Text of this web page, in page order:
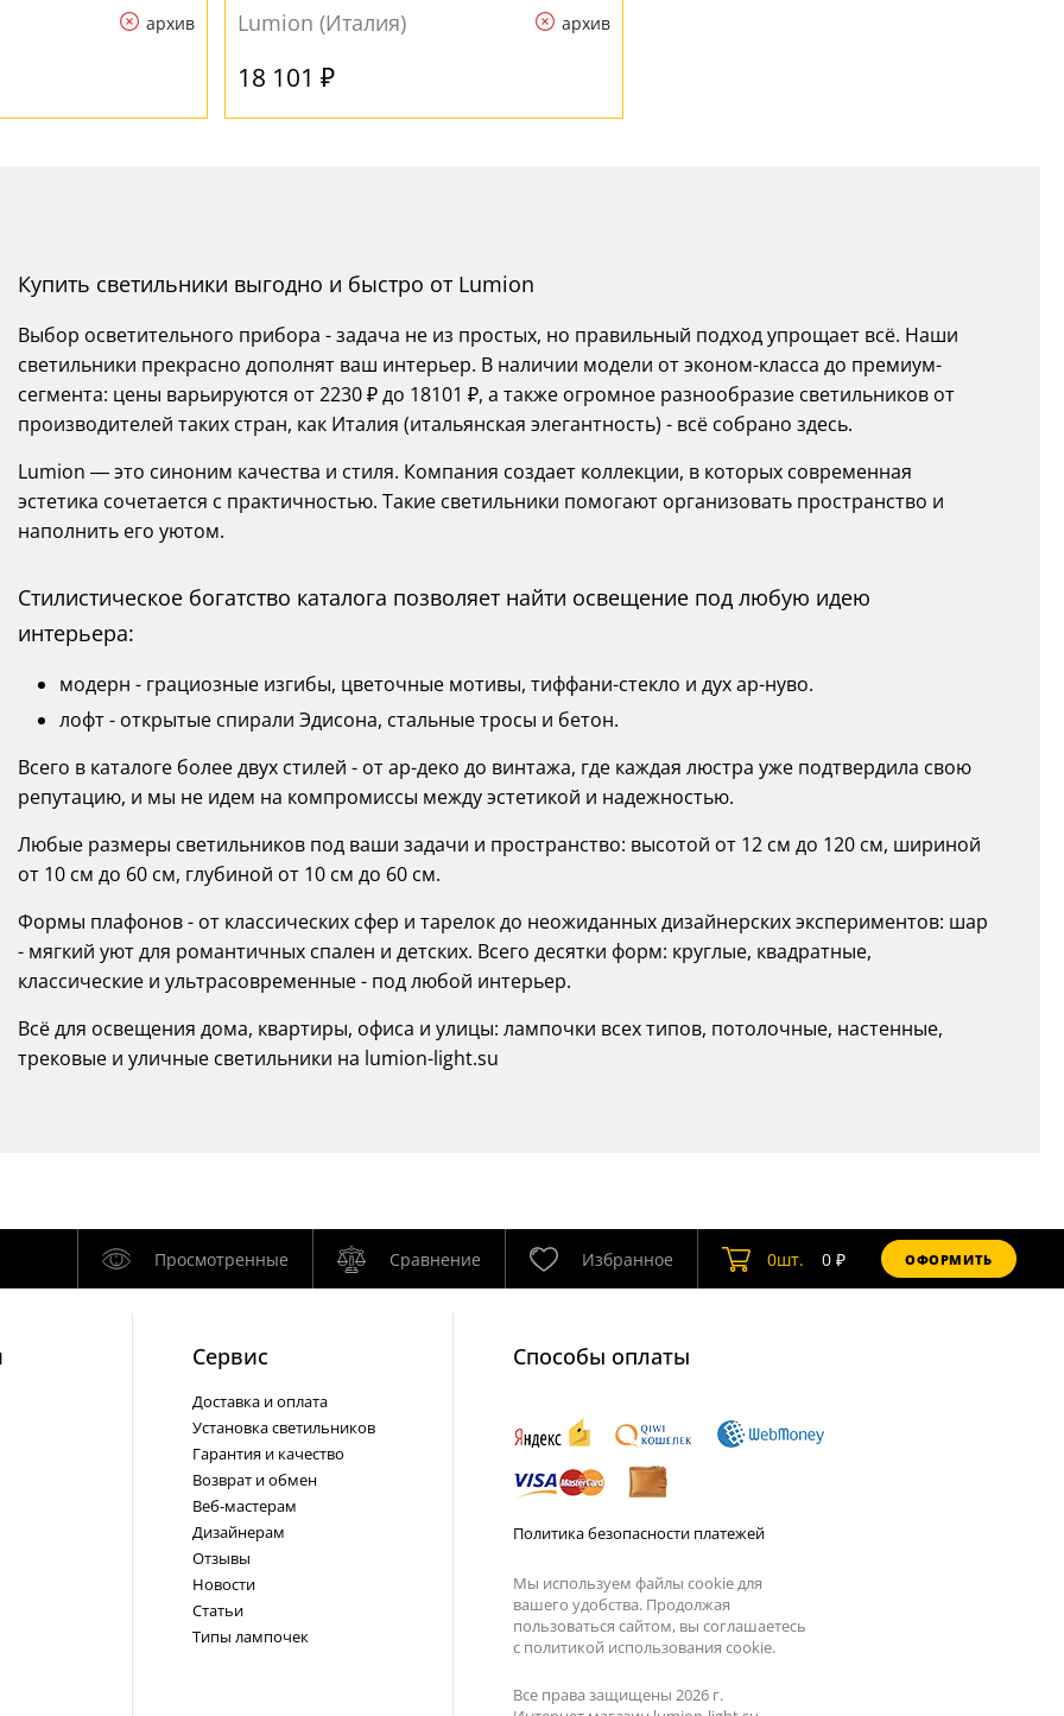
архив
Lumion (Италия)
архив
18 101 ₽
Купить светильники выгодно и быстро от Lumion
Выбор осветительного прибора - задача не из простых, но правильный подход упрощает всё. Наши
светильники прекрасно дополнят ваш интерьер. В наличии модели от эконом-класса до премиум-
сегмента: цены варьируются от 2230 ₽ до 18101 ₽, а также огромное разнообразие светильников от
производителей таких стран, как Италия (итальянская элегантность) - всё собрано здесь.
Lumion — это синоним качества и стиля. Компания создает коллекции, в которых современная
эстетика сочетается с практичностью. Такие светильники помогают организовать пространство и
наполнить его уютом.
Стилистическое богатство каталога позволяет найти освещение под любую идею
интерьера:
модерн - грациозные изгибы, цветочные мотивы, тиффани-стекло и дух ар-нуво.
лофт - открытые спирали Эдисона, стальные тросы и бетон.
Всего в каталоге более двух стилей - от ар-деко до винтажа, где каждая люстра уже подтвердила свою
репутацию, и мы не идем на компромиссы между эстетикой и надежностью.
Любые размеры светильников под ваши задачи и пространство: высотой от 12 см до 120 см, шириной
от 10 см до 60 см, глубиной от 10 см до 60 см.
Формы плафонов - от классических сфер и тарелок до неожиданных дизайнерских экспериментов: шар
- мягкий уют для романтичных спален и детских. Всего десятки форм: круглые, квадратные,
классические и ультрасовременные - под любой интерьер.
Всё для освещения дома, квартиры, офиса и улицы: лампочки всех типов, потолочные, настенные,
трековые и уличные светильники на lumion-light.su
Просмотренные Сравнение Избранное 0шт. 0₽ ОФОРМИТЬ
Cервис
Доставка и оплата
Установка светильников
Гарантия и качество
Возврат и обмен
Веб-мастерам
Дизайнерам
Отзывы
Новости
Статьи
Типы лампочек
Способы оплаты
Политика безопасности платежей
Мы используем файлы cookie для
вашего удобства. Продолжая
пользоваться сайтом, вы соглашаетесь
с политикой использования cookie.
Все права защищены 2026 г.